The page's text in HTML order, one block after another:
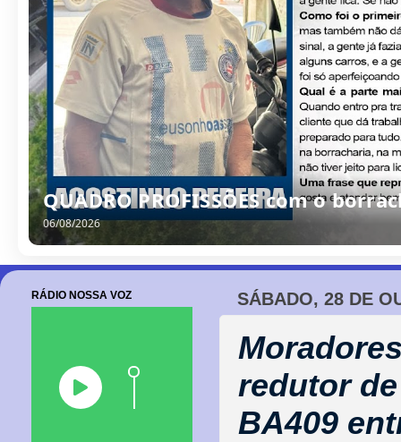
QUADRO PROFISSÕES com o
06/08/2026
SÁBADO, 28 DE
redutor
BA409
RÁDIO NOSSA VOZ